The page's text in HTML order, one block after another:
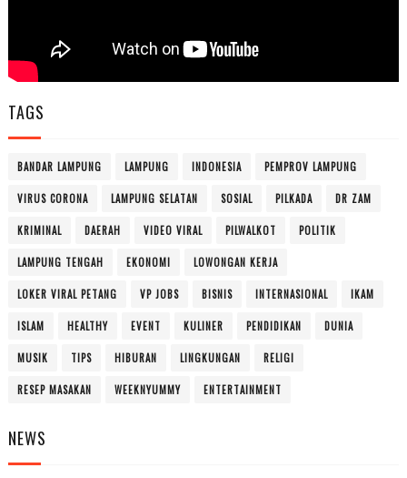
TAGS
BANDAR LAMPUNG LAMPUNG INDONESIA PEMPROV LAMPUNG
VIRUS CORONA LAMPUNG SELATAN SOSIAL PILKADA DR ZAM
KRIMINAL DAERAH VIDEO VIRAL PILWALKOT POLITIK
LAMPUNG TENGAH EKONOMI LOWONGAN KERJA
LOKER VIRAL PETANG VP JOBS BISNIS INTERNASIONAL IKAM
ISLAM HEALTHY EVENT KULINER PENDIDIKAN DUNIA
MUSIK TIPS HIBURAN LINGKUNGAN RELIGI
RESEP MASAKAN WEEKNYUMMY ENTERTAINMENT
NEWS